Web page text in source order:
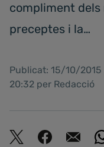
compliment dels
preceptes i la…
Publicat: 15/10/
20:32 per Redacció